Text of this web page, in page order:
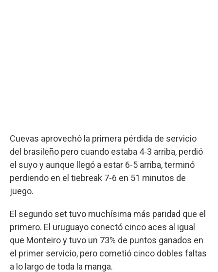
Cuevas aprovechó la primera pérdida de servicio
del brasileño pero cuando estaba 4-3 arriba, perdió
el suyo y aunque llegó a estar 6-5 arriba, terminó
perdiendo en el tiebreak 7-6 en 51 minutos de
juego.
El segundo set tuvo muchísima más paridad que el
primero. El uruguayo conectó cinco aces al igual
que Monteiro y tuvo un 73% de puntos ganados en
el primer servicio, pero cometió cinco dobles faltas
a lo largo de toda la manga.